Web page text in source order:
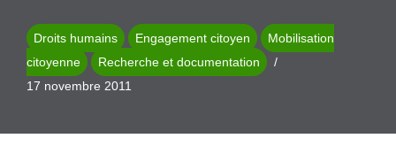
Droits humains Engagement citoyen
Mobilisation
citoyenne
Recherche et documentation
17 novembre 2011